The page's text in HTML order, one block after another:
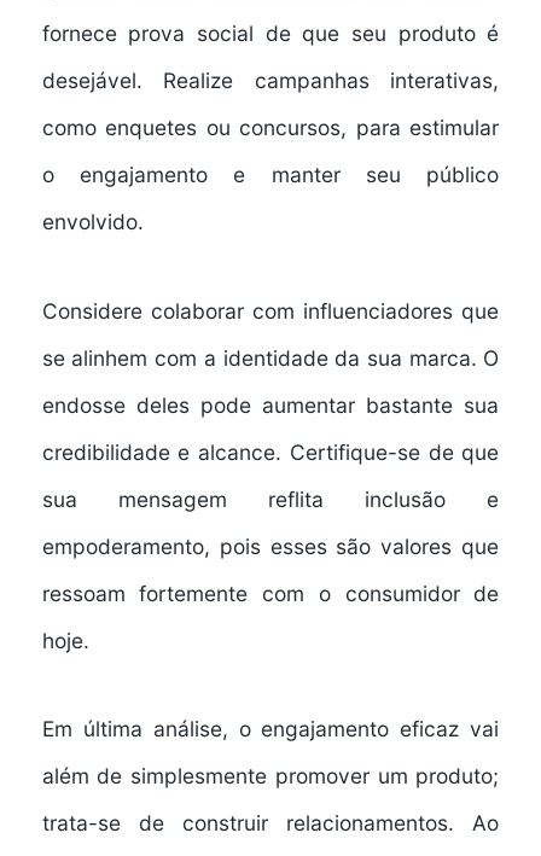
fornece prova social de que seu produto é
desejável. Realize campanhas interativas,
como enquetes ou concursos, para estimular
o engajamento e manter seu público
envolvido.
Considere colaborar com influenciadores que
se alinhem com a identidade da sua marca. O
endosse deles pode aumentar bastante sua
credibilidade e alcance. Certifique-se de que
sua mensagem reflita inclusão e
empoderamento, pois esses são valores que
ressoam fortemente com o consumidor de
hoje.
Em última análise, o engajamento eficaz vai
além de simplesmente promover um produto;
trata-se de construir relacionamentos. Ao